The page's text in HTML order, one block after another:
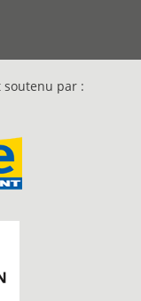
soutenu par :